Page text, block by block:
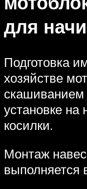
для
Подготовка
хозяйстве
скашиванием
установке на
косилки.
Монтаж
выполняется